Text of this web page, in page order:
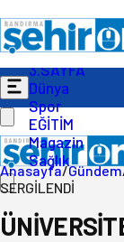
Gündem
Ekonomi
Politika
3.SAYFA
Dünya
Spor
EĞİTİM
Magazin
Sağlık
Anasayfa/Gündem
SERGİLENDİ